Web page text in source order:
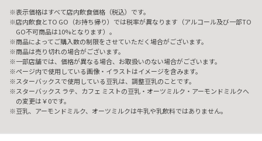
表示価格はすべて店内飲食価格（税込）です。
店内飲食とTO GO（お持ち帰り）では税率が異なります（アルコール及び一部TO
GO不可商品は10%となります）。
商品によってご購入数の制限をさせていただく場合がございます。
商品は売り切れの場合がございます。
一部店舗では、価格が異なる場合、お取扱いのない場合がございます。
ページ内で使用している画像・イラストはイメージを含みます。
スターバックスで使用している豆乳は、調整豆乳のことです。
スターバックス ラテ、カフェ ミストの豆乳・オーツミルク・アーモンドミルクへ
の変更は￥0です。
豆乳、アーモンドミルク、オーツミルクは牛乳や乳飲料ではありません。